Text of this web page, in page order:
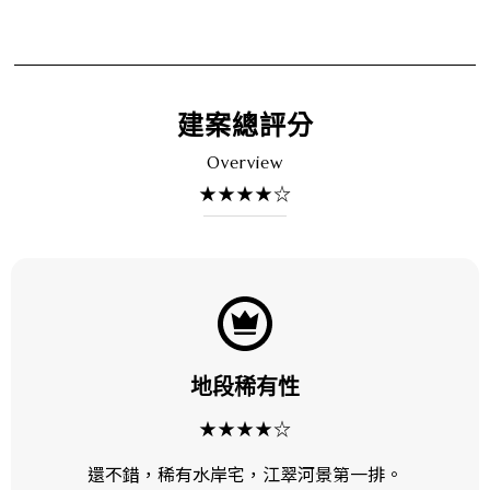
建案總評分
Overview
★★★★☆
地段稀有性
★★★★☆
還不錯，稀有水岸宅，江翠河景第一排。